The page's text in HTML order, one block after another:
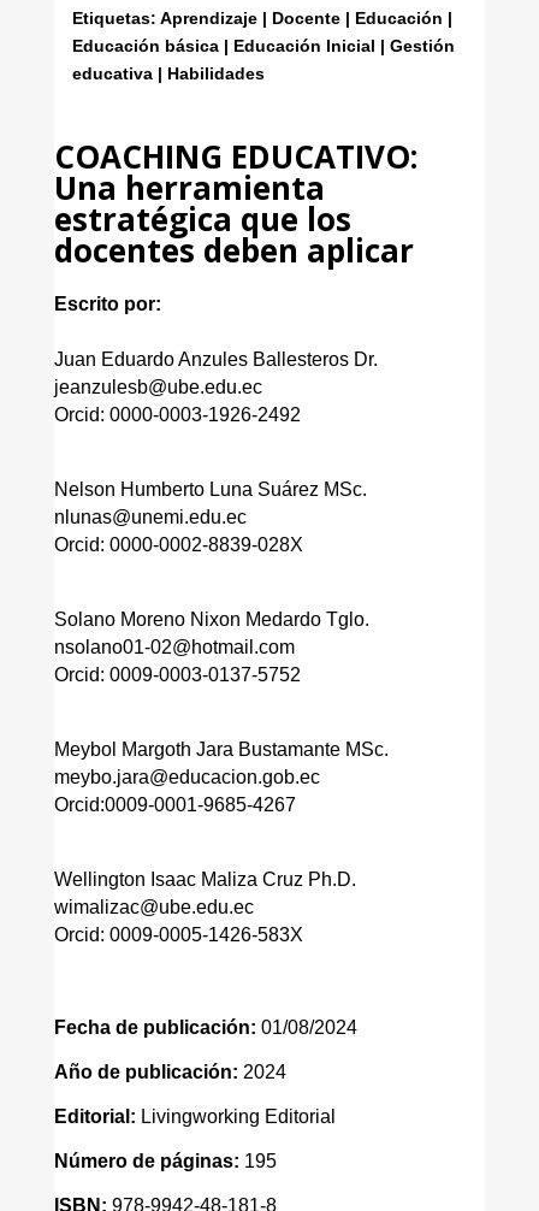
Etiquetas: Aprendizaje | Docente | Educación |
Educación básica | Educación Inicial | Gestión
educativa | Habilidades
COACHING EDUCATIVO:
Una herramienta
estratégica que los
docentes deben aplicar
Escrito por:
Juan Eduardo Anzules Ballesteros Dr.
jeanzulesb@ube.edu.ec
Orcid: 0000-0003-1926-2492
Nelson Humberto Luna Suárez MSc.
nlunas@unemi.edu.ec
Orcid: 0000-0002-8839-028X
Solano Moreno Nixon Medardo Tglo.
nsolano01-02@hotmail.com
Orcid: 0009-0003-0137-5752
Meybol Margoth Jara Bustamante MSc.
meybo.jara@educacion.gob.ec
Orcid:0009-0001-9685-4267
Wellington Isaac Maliza Cruz Ph.D.
wimalizac@ube.edu.ec
Orcid: 0009-0005-1426-583X
Fecha de publicación: 01/08/2024
Año de publicación: 2024
Editorial: Livingworking Editorial
Número de páginas: 195
ISBN: 978-9942-48-181-8